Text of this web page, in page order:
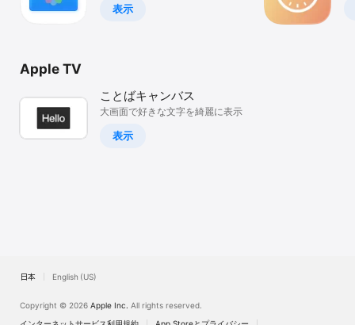
表示
Apple TV
ことばキャンバス
大画面で好きな文字を綺麗に表示
表示
日本 English (US)
Copyright © 2026 Apple Inc. All rights reserved.